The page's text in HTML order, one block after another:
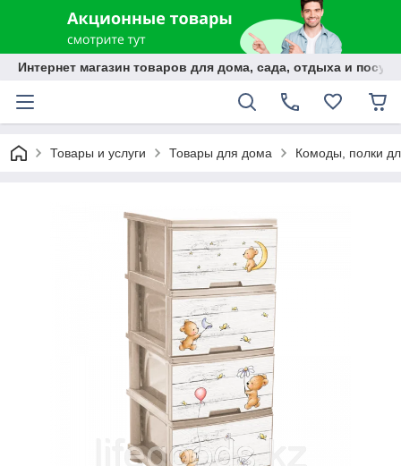
Интернет магазин товаров для дома, сада, отдыха и
Товары и услуги Товары для дома Комоды, полки